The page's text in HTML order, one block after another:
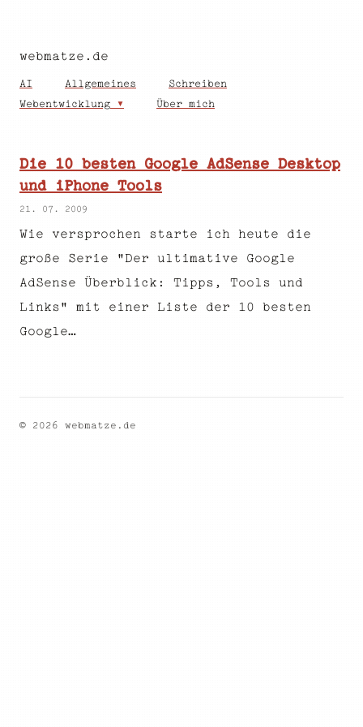
webmatze.de
AI Allgemeines Schreiben
Webentwicklung Über mich
Die 10 besten Google AdSense Desktop
und iPhone Tools
21. 07. 2009
Wie versprochen starte ich heute die
große Serie "Der ultimative Google
AdSense Überblick: Tipps, Tools und
Links" mit einer Liste der 10 besten
Google…
© 2026 webmatze.de